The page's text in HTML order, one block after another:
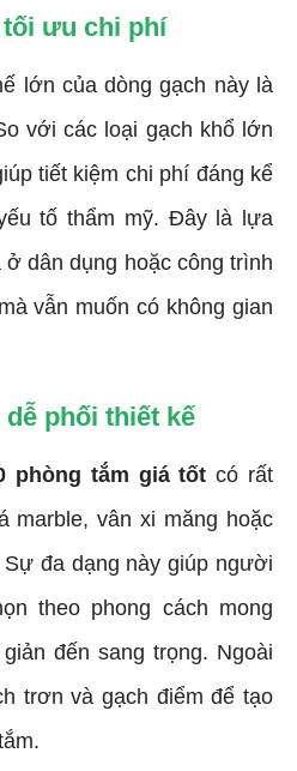
ưu chi phí
lớn của dòng gạch này là
với các loại gạch khổ lớn
tiết kiệm chi phí đáng kể
tố thẩm mỹ. Đây là lựa
dân dụng hoặc công trình
vẫn muốn có không gian
phối thiết kế
phòng tắm giá tốt có rất
marble, vân xi măng hoặc
đa dạng này giúp người
theo phong cách mong
đến sang trọng. Ngoài
trơn và gạch điểm để tạo